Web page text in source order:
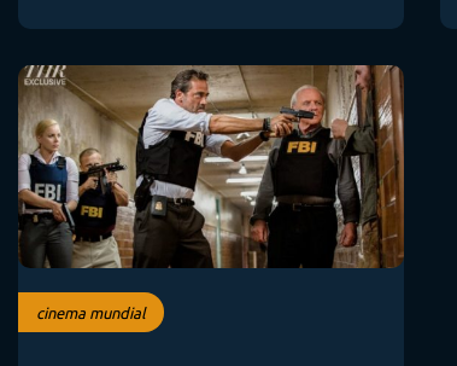
cinema mundial